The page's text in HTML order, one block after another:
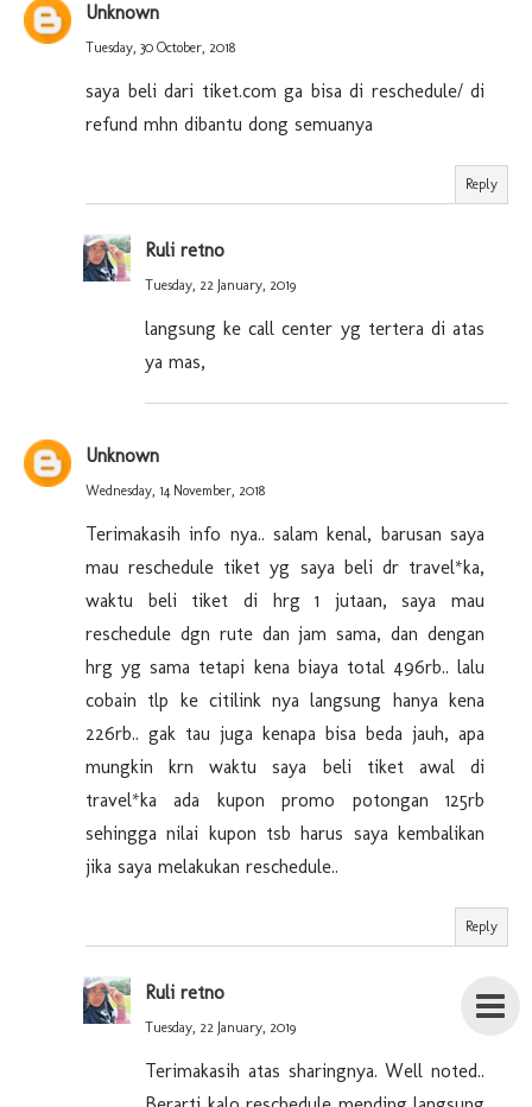
Unknown
Tuesday, 30 October, 2018
saya beli dari tiket.com ga bisa di reschedule/ di
refund mhn dibantu dong semuanya
Reply
Ruli retno
Tuesday, 22 January, 2019
langsung ke call center yg tertera di atas
ya mas,
Unknown
Wednesday, 14 November, 2018
Terimakasih info nya.. salam kenal, barusan saya
mau reschedule tiket yg saya beli dr travel*ka,
waktu beli tiket di hrg 1 jutaan, saya mau
reschedule dgn rute dan jam sama, dan dengan
hrg yg sama tetapi kena biaya total 496rb.. lalu
cobain tlp ke citilink nya langsung hanya kena
226rb.. gak tau juga kenapa bisa beda jauh, apa
mungkin krn waktu saya beli tiket awal di
travel*ka ada kupon promo potongan 125rb
sehingga nilai kupon tsb harus saya kembalikan
jika saya melakukan reschedule..
Reply
Ruli retno
Tuesday, 22 January, 2019
Terimakasih atas sharingnya. Well noted..